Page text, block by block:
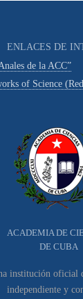
ENLACES DE
de la ACC”
of Science
ACADEMIA DE
DE CUBA
institución oficial
independiente y